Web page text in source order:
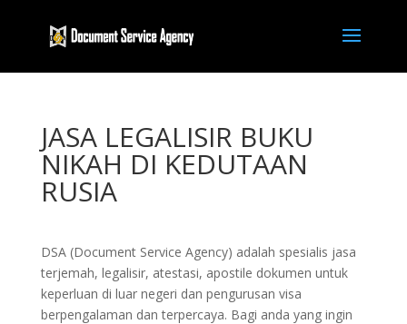
JASA LEGALISIR BUKU
NIKAH DI KEDUTAAN
RUSIA
DSA (Document Service Agency) adalah spesialis jasa
terjemah, legalisir, atestasi, apostile dokumen untuk
keperluan di luar negeri dan pengurusan visa
berpengalaman dan terpercaya. Bagi anda yang ingin